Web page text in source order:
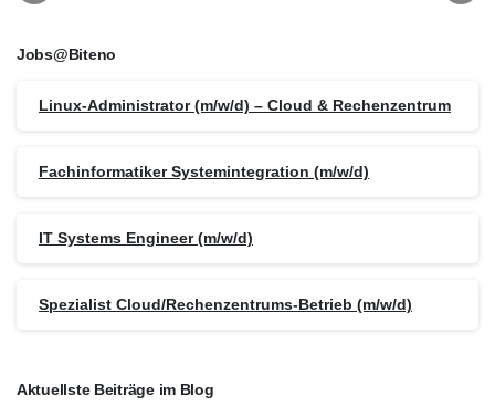
Jobs@Biteno
Linux-Administrator (m/w/d) – Cloud & Rechenzentrum
Fachinformatiker Systemintegration (m/w/d)
IT Systems Engineer (m/w/d)
Spezialist Cloud/Rechenzentrums-Betrieb (m/w/d)
Aktuellste Beiträge im Blog